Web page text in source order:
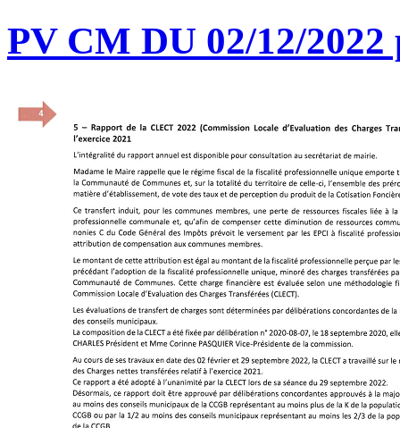
PV CM DU 02/12/2022